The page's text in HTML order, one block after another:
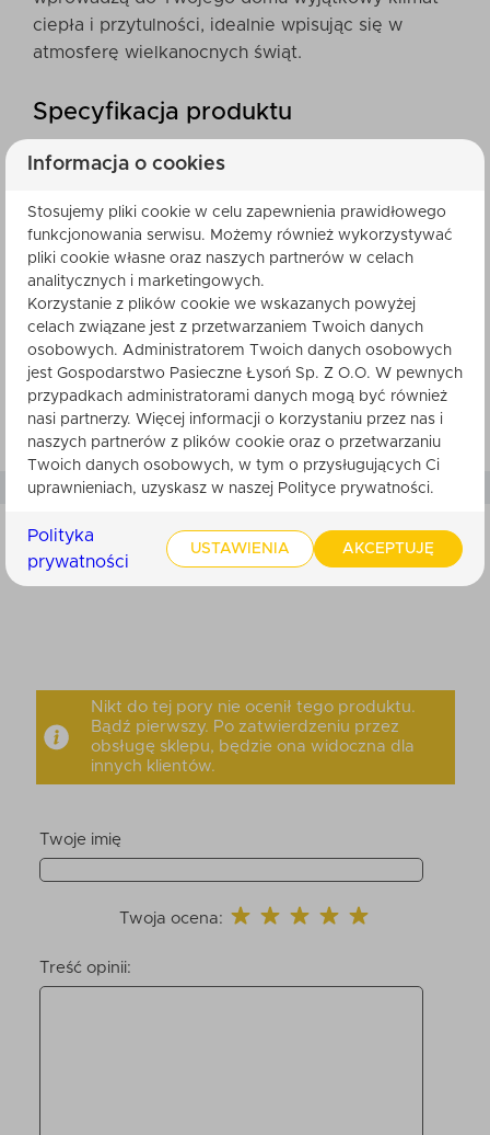
ciepła i przytulności, idealnie wpisując się w
atmosferę wielkanocnych świąt.
Specyfikacja produktu
Waga: 34g
W zgodzie ze sobą i
środowiskiem naturalnym
Odkryj magię naturalnego piękna z naszą kolekcją
świec z wosku pszczelego już dziś!
Nikt do tej pory nie ocenił tego produktu.
Bądź pierwszy. Po zatwierdzeniu przez
obsługę sklepu, będzie ona widoczna dla
innych klientów.
Twoje imię
Twoja ocena:
Treść opinii:
Informacja o cookies
Stosujemy pliki cookie w celu zapewnienia prawidłowego
funkcjonowania serwisu. Możemy również wykorzystywać
pliki cookie własne oraz naszych partnerów w celach
analitycznych i marketingowych.
Korzystanie z plików cookie we wskazanych powyżej
celach związane jest z przetwarzaniem Twoich danych
osobowych. Administratorem Twoich danych osobowych
jest Gospodarstwo Pasieczne Łysoń Sp. Z O.O. W pewnych
przypadkach administratorami danych mogą być również
nasi partnerzy. Więcej informacji o korzystaniu przez nas i
naszych partnerów z plików cookie oraz o przetwarzaniu
Twoich danych osobowych, w tym o przysługujących Ci
uprawnieniach, uzyskasz w naszej Polityce prywatności.
Polityka
prywatności
USTAWIENIA AKCEPTUJĘ